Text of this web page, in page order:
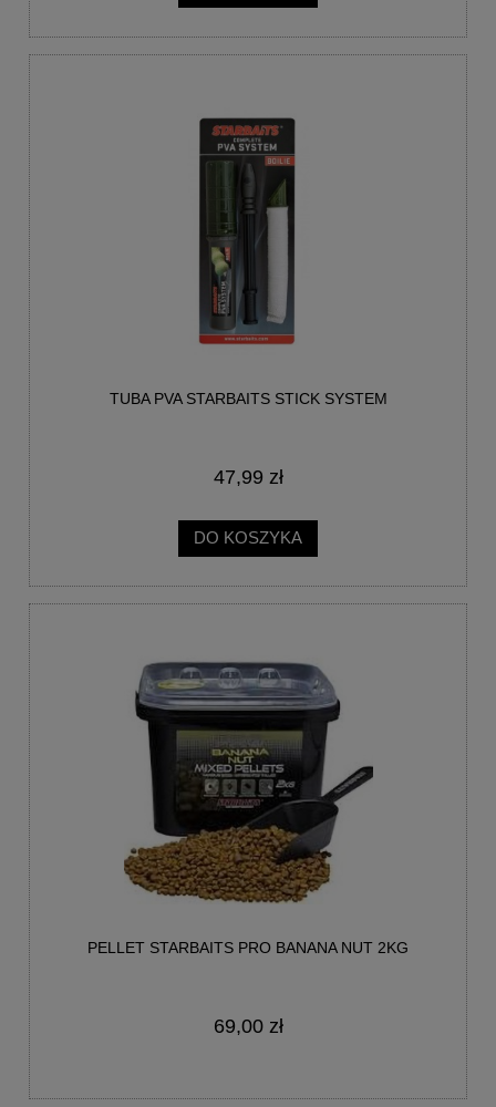
TUBA PVA STARBAITS STICK SYSTEM
47,99 zł
DO KOSZYKA
PELLET STARBAITS PRO BANANA NUT 2KG
69,00 zł